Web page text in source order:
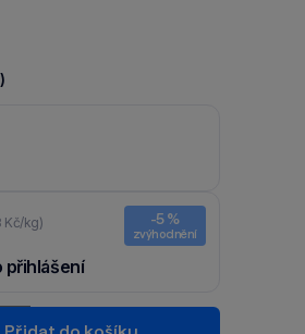
Kč/kg) -5 %
zvýhodnění
přihlášení